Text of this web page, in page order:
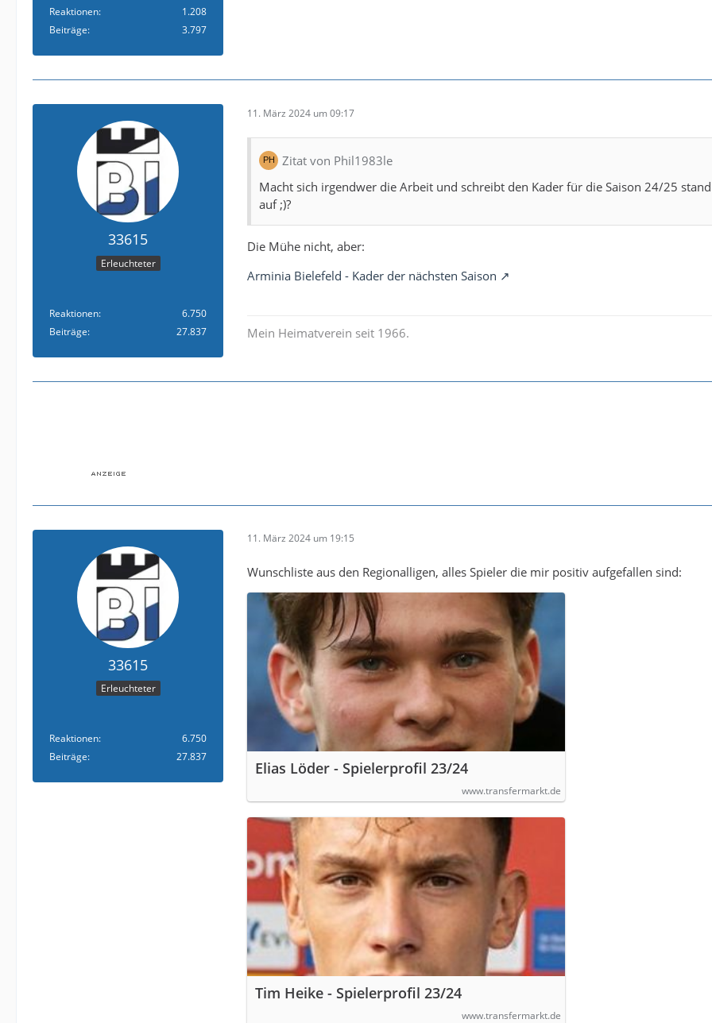
Reaktionen
1.208
Beiträge
3.797
33615
Erleuchteter
Reaktionen
6.750
Beiträge
27.837
11. März 2024 um 09:17
Zitat von Phil1983le
Macht sich irgendwer die Arbeit und schreibt den Kader für die Saison 24/25
auf ;)?
Die Mühe nicht, aber:
Arminia Bielefeld - Kader der nächsten Saison
Mein Heimatverein seit 1966.
33615
Erleuchteter
Reaktionen
6.750
Beiträge
27.837
11. März 2024 um 19:15
Wunschliste aus den Regionalligen, alles Spieler die mir positiv aufgefallen sind:
Elias Löder - Spielerprofil 23/24
www.transfermarkt.de
Tim Heike - Spielerprofil 23/24
www.transfermarkt.de